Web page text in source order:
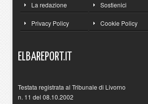
La redazione Sostienici
Privacy Policy Cookie Policy
ELBAREPORT.IT
Testata registrata al Tribunale di Livorno
n. 11 del 08.10.2002